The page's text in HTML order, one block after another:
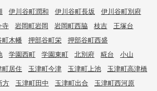
伊川谷町潤和 伊川谷町長坂
伊川谷町別府
寺 岩岡町岩岡 岩岡町西脇 枝吉
王塚台
木幡 押部谷町栄
押部谷町西盛
学園西町 学園東町 北別府 糀台
小山
町居住 玉津町今津 玉津町上池
玉津町高津橋
方 玉津町田中 玉津町出合
玉津町西河原